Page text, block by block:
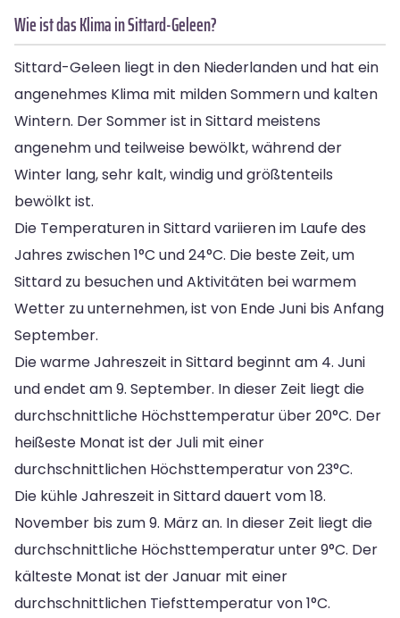
Wie ist das Klima in Sittard-Geleen?
Sittard-Geleen liegt in den Niederlanden und hat ein
angenehmes Klima mit milden Sommern und kalten
Wintern. Der Sommer ist in Sittard meistens
angenehm und teilweise bewölkt, während der
Winter lang, sehr kalt, windig und größtenteils
bewölkt ist.
Die Temperaturen in Sittard variieren im Laufe des
Jahres zwischen 1°C und 24°C. Die beste Zeit, um
Sittard zu besuchen und Aktivitäten bei warmem
Wetter zu unternehmen, ist von Ende Juni bis Anfang
September.
Die warme Jahreszeit in Sittard beginnt am 4. Juni
und endet am 9. September. In dieser Zeit liegt die
durchschnittliche Höchsttemperatur über 20°C. Der
heißeste Monat ist der Juli mit einer
durchschnittlichen Höchsttemperatur von 23°C.
Die kühle Jahreszeit in Sittard dauert vom 18.
November bis zum 9. März an. In dieser Zeit liegt die
durchschnittliche Höchsttemperatur unter 9°C. Der
kälteste Monat ist der Januar mit einer
durchschnittlichen Tiefsttemperatur von 1°C.